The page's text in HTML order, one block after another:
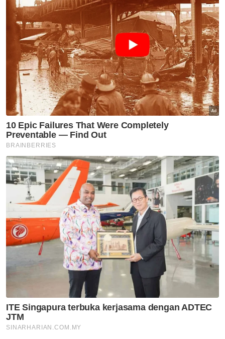
nasi impit.
"Gerai dibuka pada jam 6 petang setiap hari
kecuali Isnin dan Selasa. Biasanya gerai
ditutup jam 12 malam, tetapi adakalanya sate
habis awal dan gerai ditutup jam 8.30 malam,"
ujarnya.
Ikuti Channel rasmi Sinar Harian di WhatsApp
supaya anda tidak terlepas berita-berita
terkini daripada kami. Jom!
Muat turun aplikasi Sinar Harian.Klik di sini!
Sate Ayam
Murah
Suami Isteri
Artikel Disyorkan